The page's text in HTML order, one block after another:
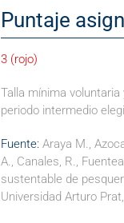
Puntaje
3 (rojo)
Talla mínima
periodo intermedio
Fuente: Araya M.,
A., Canales, R.,
sustentable de
Universidad Arturo